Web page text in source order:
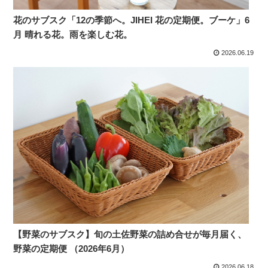
花のサブスク「12の季節へ。JIHEI 花の定期便。ブーケ」6
月 晴れる花。雨を楽しむ花。
2026.06.19
【野菜のサブスク】旬の土佐野菜の詰め合せが毎月届く、
野菜の定期便 （2026年6月）